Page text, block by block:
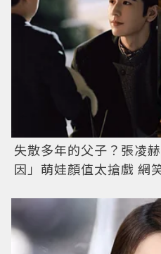
失散多年的父子？張凌
因」萌娃顏值太搶戲 網